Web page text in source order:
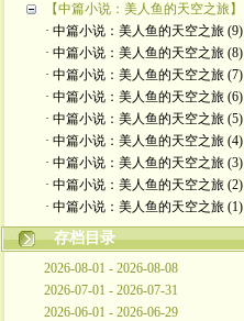
【中篇小说：美人鱼的天空之旅】
· 中篇小说：美人鱼的天空之旅 (9)
· 中篇小说：美人鱼的天空之旅 (8)
· 中篇小说：美人鱼的天空之旅 (7)
· 中篇小说：美人鱼的天空之旅 (6)
· 中篇小说：美人鱼的天空之旅 (5)
· 中篇小说：美人鱼的天空之旅 (4)
· 中篇小说：美人鱼的天空之旅 (3)
· 中篇小说：美人鱼的天空之旅 (2)
· 中篇小说：美人鱼的天空之旅 (1)
存档目录
2026-08-01 - 2026-08-08
2026-07-01 - 2026-07-31
2026-06-01 - 2026-06-29